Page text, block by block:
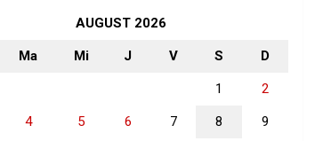
AUGUST 2026
Ma Mi J V S D
1 2
4 5 6 7 8 9